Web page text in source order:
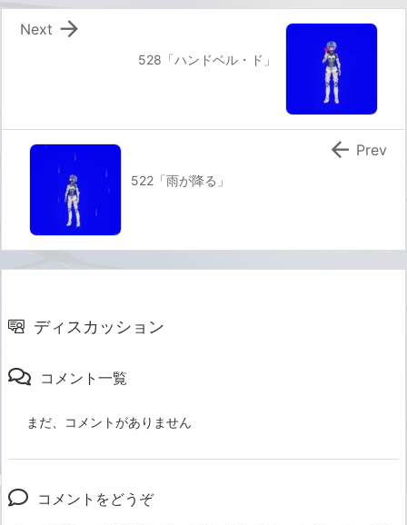
528「ハンドベル・ド」

Next
522「雨が降る」
 Prev
ディスカッション
コメント一覧
まだ、コメントがありません
コメントをどうぞ